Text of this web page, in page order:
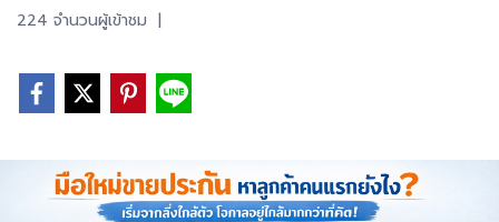
224 จำนวนผู้เข้าชม |